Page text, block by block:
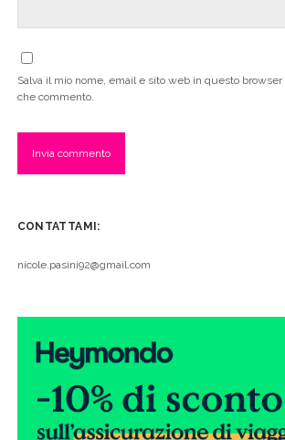
Salva il mio nome, email e sito web in questo browser
che commento.
CONTATTAMI:
nicole.pasini92@gmail.com